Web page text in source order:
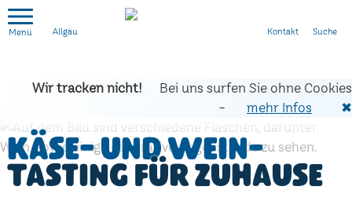
Allgäu
Wir tracken nicht!
Bei uns surfen Sie ohne Cookies
-
mehr Infos ✖
Käse- und Wein-
Tasting für zuhause